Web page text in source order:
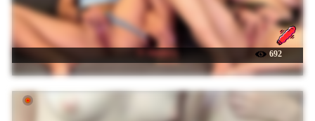
☉ Sinner-s 692